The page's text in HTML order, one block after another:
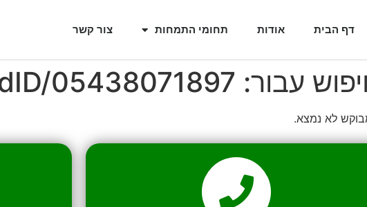
דף הבית אודות תחומי התמחות צור קשר
עבור: 05438071897
לא נמצא.